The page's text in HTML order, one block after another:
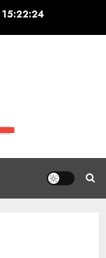
15:22:25